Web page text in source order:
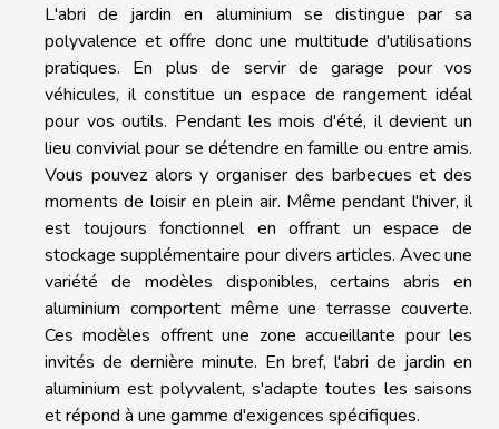
L'abri de jardin en aluminium se distingue par sa
polyvalence et offre donc une multitude d'utilisations
pratiques. En plus de servir de garage pour vos
véhicules, il constitue un espace de rangement idéal
pour vos outils. Pendant les mois d'été, il devient un
lieu convivial pour se détendre en famille ou entre amis.
Vous pouvez alors y organiser des barbecues et des
moments de loisir en plein air. Même pendant l'hiver, il
est toujours fonctionnel en offrant un espace de
stockage supplémentaire pour divers articles. Avec une
variété de modèles disponibles, certains abris en
aluminium comportent même une terrasse couverte.
Ces modèles offrent une zone accueillante pour les
invités de dernière minute. En bref, l'abri de jardin en
aluminium est polyvalent, s'adapte toutes les saisons
et répond à une gamme d'exigences spécifiques.